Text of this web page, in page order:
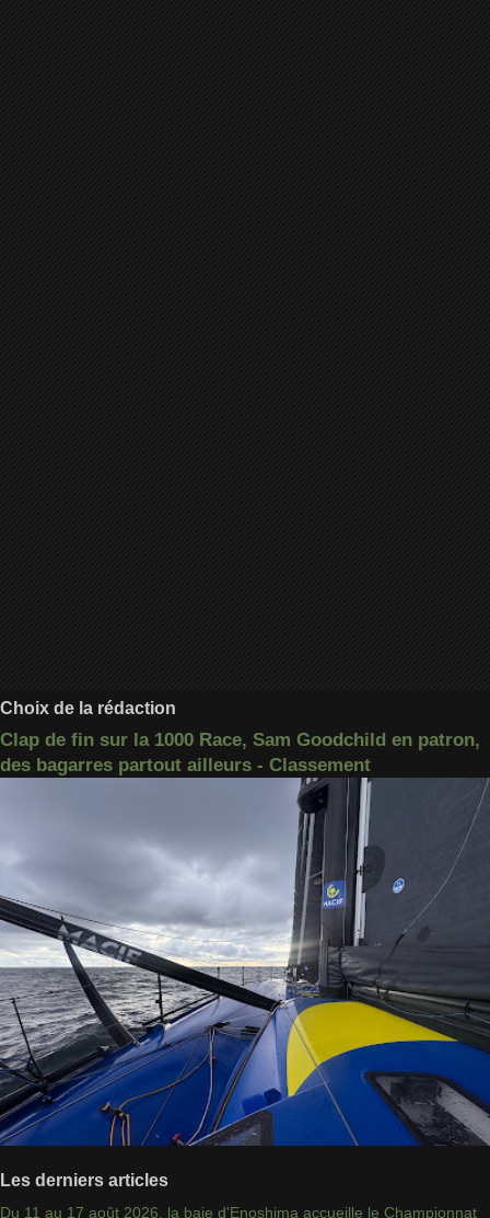
Choix de la rédaction
Clap de fin sur la 1000 Race, Sam Goodchild en patron,
des bagarres partout ailleurs - Classement
Les derniers articles
Du 11 au 17 août 2026, la baie d'Enoshima accueille le Championnat